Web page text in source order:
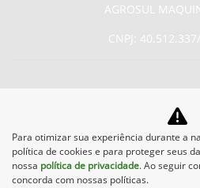
AGROSUL
CNPJ:
No trânsito, enxergar o
salva vidas.
Para otimizar sua experiência durante a
política de cookies e para proteger seus
nossa política de privacidade. Ao seguir
concorda com nossas políticas.